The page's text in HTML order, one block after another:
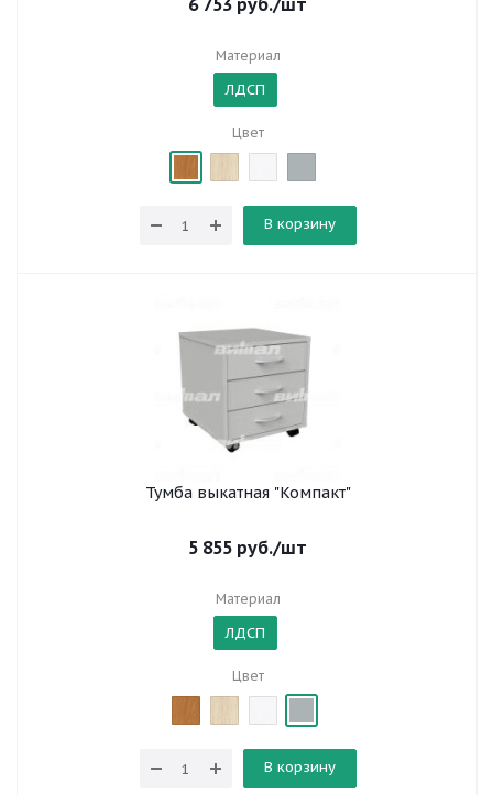
6 753 руб./шт
Материал
ЛДСП
Цвет
В корзину
Тумба выкатная "Компакт"
5 855 руб./шт
Материал
ЛДСП
Цвет
В корзину